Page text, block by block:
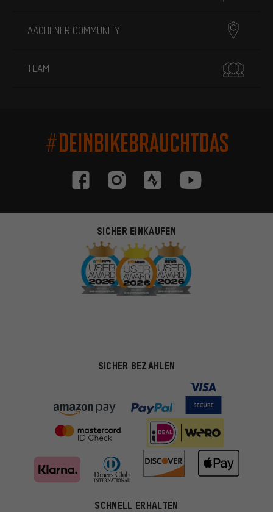
AACHENER COMMUNITY
TEAM
#DEINBIKEBRAUCHTDAS
SICHER EINKAUFEN
SICHER BEZAHLEN
SCHNELL ERHALTEN